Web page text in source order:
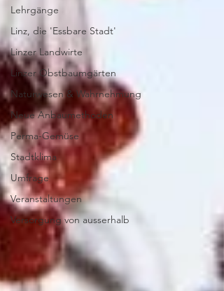
Lehrgänge
Linz, die 'Essbare Stadt'
Linzer Landwirte
Linzer Obstbaumgärten
Naturwesen & Wahrnehmung
Neue Anbaumethoden
Perma-Gemüse
Stadtklima
Umfrage
Veranstaltungen
Versorgung von ausserhalb